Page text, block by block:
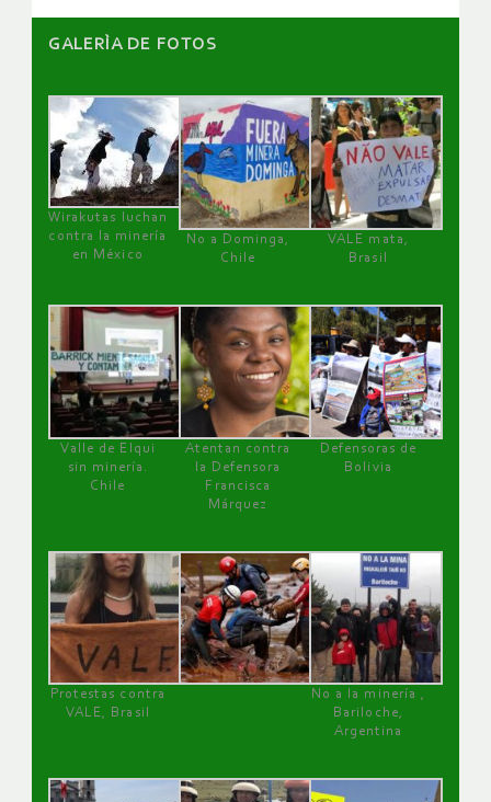
GALERÌA DE FOTOS
Wirakutas luchan
contra la minería
en México
No a Dominga,
Chile
VALE mata,
Brasil
Valle de Elqui
sin minería.
Chile
Atentan contra
la Defensora
Francisca
Márquez
Defensoras de
Bolivia
Protestas contra
VALE, Brasil
No a la minería ,
Bariloche,
Argentina